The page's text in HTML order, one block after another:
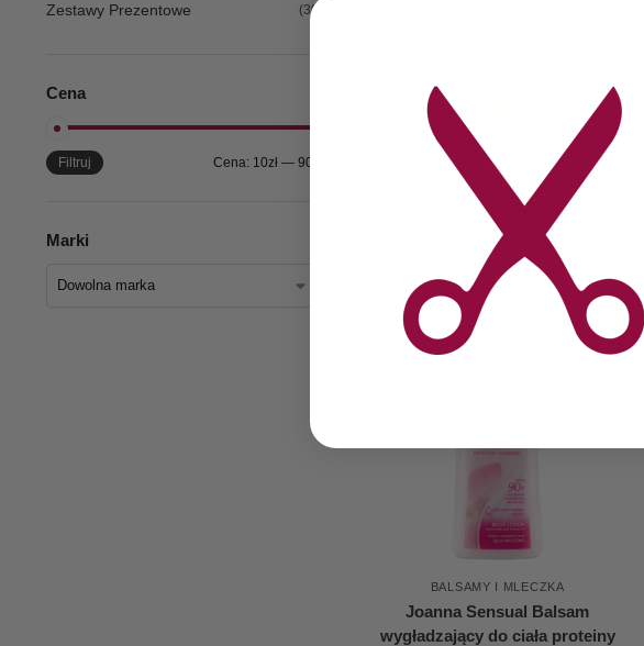
BALSAMY I MLECZKA
Joanna Naturia Balsam do
ciała pielęgnujący z zieloną
herbatą 500g
15,99 zł
BALSAMY I MLECZKA
Joanna Sensual Balsam
wygładzający do ciała proteiny
Zestawy Prezentowe (30)
Cena
Filtruj Cena: 10zł— 90zł
Marki